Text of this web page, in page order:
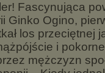
Fascynująca
Ginko Ogino,
los przeciętnej
i
mężczyzn